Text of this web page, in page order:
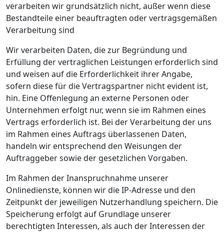
verarbeiten wir grundsätzlich nicht, außer wenn diese
Bestandteile einer beauftragten oder vertragsgemäßen
Verarbeitung sind
Wir verarbeiten Daten, die zur Begründung und
Erfüllung der vertraglichen Leistungen erforderlich sind
und weisen auf die Erforderlichkeit ihrer Angabe,
sofern diese für die Vertragspartner nicht evident ist,
hin. Eine Offenlegung an externe Personen oder
Unternehmen erfolgt nur, wenn sie im Rahmen eines
Vertrags erforderlich ist. Bei der Verarbeitung der uns
im Rahmen eines Auftrags überlassenen Daten,
handeln wir entsprechend den Weisungen der
Auftraggeber sowie der gesetzlichen Vorgaben.
Im Rahmen der Inanspruchnahme unserer
Onlinedienste, können wir die IP-Adresse und den
Zeitpunkt der jeweiligen Nutzerhandlung speichern. Die
Speicherung erfolgt auf Grundlage unserer
berechtigten Interessen, als auch der Interessen der